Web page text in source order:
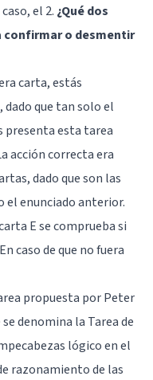
el 2. ¿Qué dos
confirmar o desmentir
carta, estás
dado que tan solo el
presenta esta tarea
acción correcta era
dado que son las
el enunciado anterior.
E se comprueba si
caso de que no fuera
propuesta por Peter
denomina la Tarea de
lógico en el
razonamiento de las